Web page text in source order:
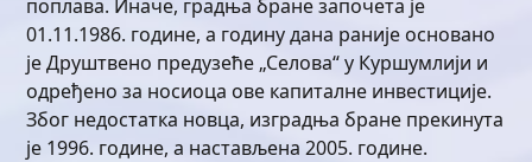
поплава. Иначе, градња бране започета је
01.11.1986. године, а годину дана раније основано
је Друштвено предузеће „Селова“ у Куршумлији и
одређено за носиоца ове капиталне инвестиције.
Због недостатка новца, изградња бране прекинута
је 1996. године, а настављена 2005. године.